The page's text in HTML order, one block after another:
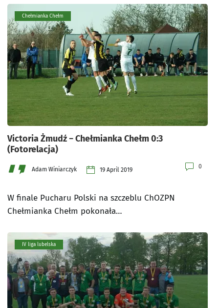
Chełmianka Chełm
Victoria Żmudź − Chełmianka Chełm 0:3
(Fotorelacja)
Adam Winiarczyk 19 April 2019 0
W finale Pucharu Polski na szczeblu ChOZPN
Chełmianka Chełm pokonała…
IV liga lubelska